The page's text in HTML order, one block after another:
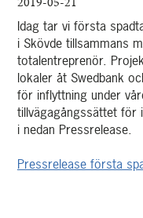
Idag tar vi första
i Skövde tillsammans
totalentreprenör.
lokaler åt Swedbank
för inflyttning under
tillvägagångssättet för
i nedan Pressrelease.
Pressrelease första